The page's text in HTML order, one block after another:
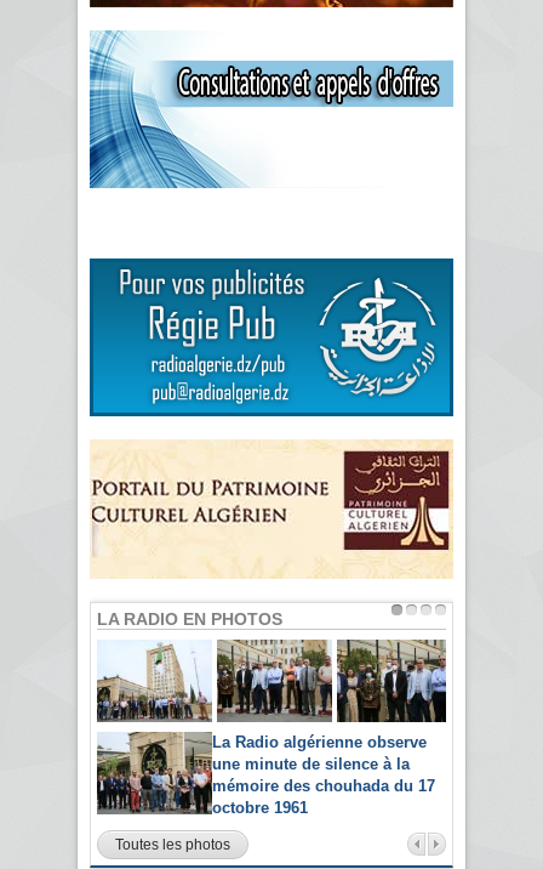
LA RADIO EN PHOTOS
La Radio algérienne observe
une minute de silence à la
mémoire des chouhada du 17
octobre 1961
Toutes les photos